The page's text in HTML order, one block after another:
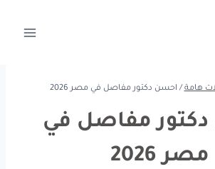
هامة / احسن دكتور مفاصل في مصر 2026
مفاصل في
مصر 2026